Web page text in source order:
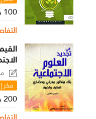
100 جنية
فكر
200 جنية